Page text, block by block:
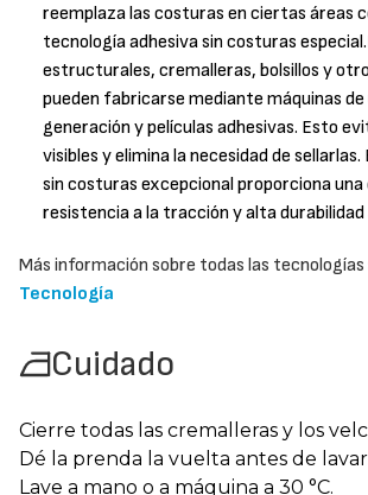
reemplaza las costuras en ciertas áreas
tecnología adhesiva sin costuras
estructurales, cremalleras, bolsillos y
pueden fabricarse mediante máquinas
generación y películas adhesivas. Esto
visibles y elimina la necesidad de
sin costuras excepcional proporciona
resistencia a la tracción y alta durabilidad
Más información sobre todas las
Tecnología
Cuidado
Cierre todas las cremalleras y los
Dé la prenda la vuelta antes de
Lave a mano o a máquina a 30 °C.